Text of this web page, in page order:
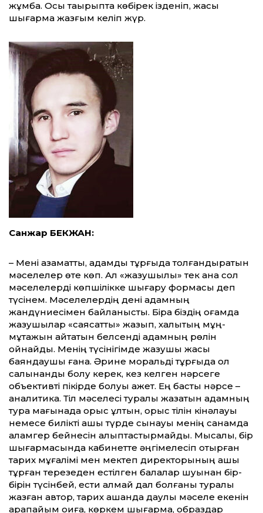
жұмбақ. Осы тақырыпта көбірек ізденіп, жақсы
шығарма жазғым келіп жүр.
Санжар БЕКЖАН:
– Мені азаматтық, адамдық тұрғыда тол­ған­дыратын
мәселелер өте көп. Ал «жазу­шы­лық» тек қана сол
мәселелерді көпшілікке шығару формасы деп
түсінем. Мәселелердің дені адамның
жандүниесімен байланысты. Бірақ біздің қоғамда
жазушылар «саясатты» жазып, халықтың мұң-
мұқтажын айтатын белсенді адамның рөлін
ойнайды. Менің түсінігімде жазушы жақсы
баяндаушы ғана. Әрине моральді тұрғыда ол
салқынқанды болу керек, кез келген нәрсеге
объективті пі­кірде болуы қажет. Ең басты нәрсе –
ана­ли­тика. Тіл мәселесі туралы жазатын адам­­­­­­ның
тура мағынада орыс ұлтын, орыс тілін кінәлауы
немесе билікті ашық түр­де сынауы менің санамда
қаламгер бейне­сін қалыптастырмайды. Мысалы, бір
шығар­ма­сында кабинетте әңгімелесіп отырған
та­р­их мұғалімі мен мектеп директорының ашық
тұрған терезеден естілген балалар шуынан бір-
бірін түсінбей, ести алмай дал болғаны туралы
жазған автор, тарих қашанда даулы мәселе екенін
қарапайым оқиға, көркем шығарма, образдар